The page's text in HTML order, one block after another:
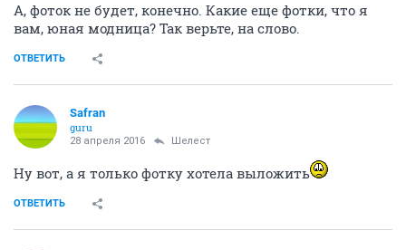
А, фоток не будет, конечно. Какие еще фотки, что я
вам, юная модница? Так верьте, на слово.
ОТВЕТИТЬ
Safran
guru
28 апреля 2016 Шелест
Ну вот, а я только фотку хотела выложить
ОТВЕТИТЬ